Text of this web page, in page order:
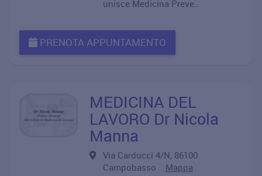
unisce Medicina Preve..
PRENOTA APPUNTAMENTO
MEDICINA DEL
LAVORO Dr Nicola
Manna
Via Carducci 4/N, 86100
Campobasso Mappa